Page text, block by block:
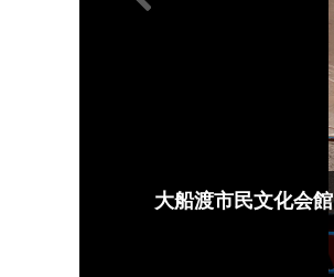
大船渡市民文化会館